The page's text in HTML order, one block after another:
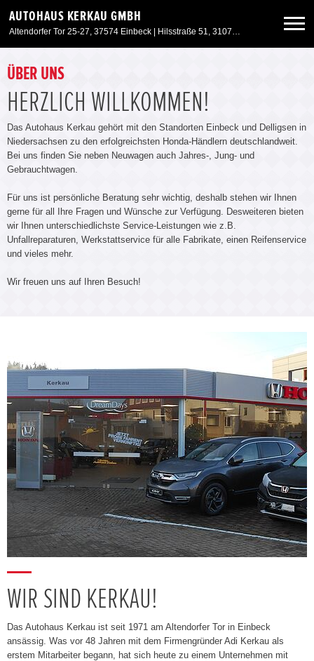
AUTOHAUS KERKAU GMBH
Altendorfer Tor 25-27, 37574 Einbeck | Hilsstraße 51, 31073 Delligsen
Neuwagen
Gebrauchtwagen
Angebote
Service & Zubehör
Unser Autohaus
ÜBER UNS
HERZLICH WILLKOMMEN!
Das Autohaus Kerkau gehört mit den Standorten Einbeck und Delligsen in
Niedersachsen zu den erfolgreichsten Honda-Händlern deutschlandweit.
Bei uns finden Sie neben Neuwagen auch Jahres-, Jung- und
Gebrauchtwagen.
Für uns ist persönliche Beratung sehr wichtig, deshalb stehen wir Ihnen
gerne für all Ihre Fragen und Wünsche zur Verfügung. Desweiteren bieten
wir Ihnen unterschiedlichste Service-Leistungen wie z.B.
Unfallreparaturen, Werkstattservice für alle Fabrikate, einen Reifenservice
und vieles mehr.
Wir freuen uns auf Ihren Besuch!
WIR SIND KERKAU!
Das Autohaus Kerkau ist seit 1971 am Altendorfer Tor in Einbeck
ansässig. Was vor 48 Jahren mit dem Firmengründer Adi Kerkau als
erstem Mitarbeiter begann, hat sich heute zu einem Unternehmen mit